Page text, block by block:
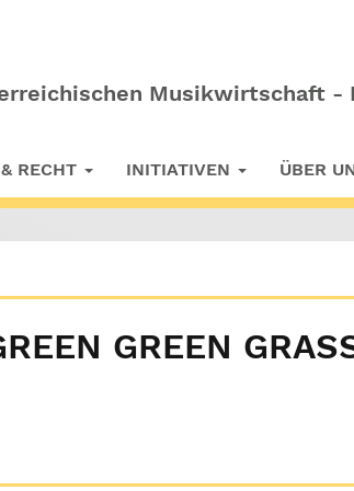
Musikwirtschaft -
RECHT INITIATIVEN ÜBER
GREEN